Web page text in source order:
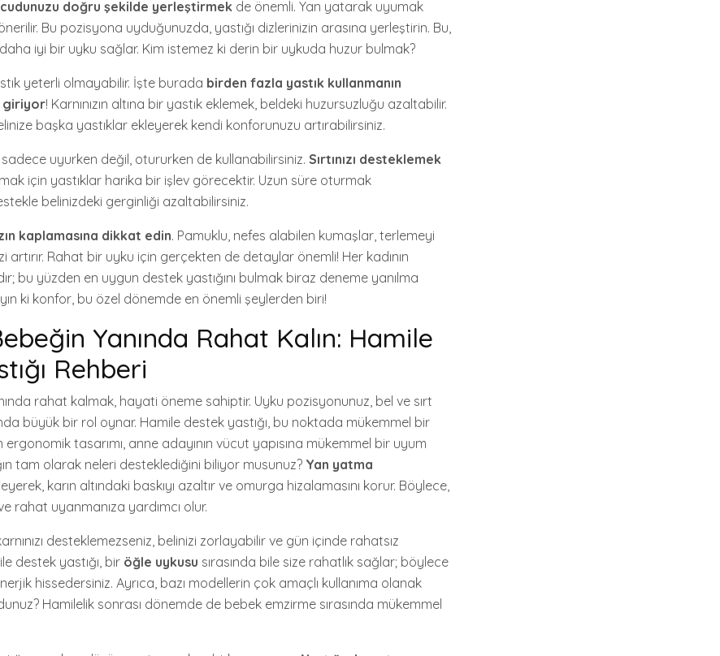
doğru şekilde yerleştirmek de önemli. Yan yatarak uyumak
Bu pozisyona uyduğunuzda, yastığı dizlerinizin arasına yerleştirin. Bu,
daha iyi bir uyku sağlar. Kim istemez ki derin bir uykuda huzur bulmak?
yeterli olmayabilir. İşte burada birden fazla yastık kullanmanın
giriyor! Karnınızın altına bir yastık eklemek, beldeki huzursuzluğu azaltabilir.
başka yastıklar ekleyerek kendi konforunuzu artırabilirsiniz.
sadece uyurken değil, otururken de kullanabilirsiniz. Sırtınızı desteklemek
için yastıklar harika bir işlev görecektir. Uzun süre oturmak
belinizdeki gerginliği azaltabilirsiniz.
kaplamasına dikkat edin. Pamuklu, nefes alabilen kumaşlar, terlemeyi
artırır. Rahat bir uyku için gerçekten de detaylar önemli! Her kadının
bu yüzden en uygun destek yastığını bulmak biraz deneme yanılma
ki konfor, bu özel dönemde en önemli şeylerden biri!
Yanında Rahat Kalın: Hamile
Rehberi
rahat kalmak, hayati öneme sahiptir. Uyku pozisyonunuz, bel ve sırt
büyük bir rol oynar. Hamile destek yastığı, bu noktada mükemmel bir
ergonomik tasarımı, anne adayının vücut yapısına mükemmel bir uyum
tam olarak neleri desteklediğini biliyor musunuz? Yan yatma
karın altındaki baskıyı azaltır ve omurga hizalamasını korur. Böylece,
rahat uyanmanıza yardımcı olur.
desteklemezseniz, belinizi zorlayabilir ve gün içinde rahatsız
destek yastığı, bir öğle uykusu sırasında bile size rahatlık sağlar; böylece
hissedersiniz. Ayrıca, bazı modellerin çok amaçlı kullanıma olanak
Hamilelik sonrası dönemde de bebek emzirme sırasında mükemmel